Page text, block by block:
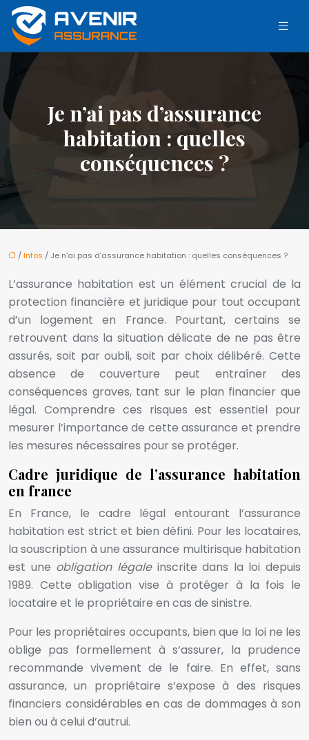
Je n’ai pas d’assurance
habitation : quelles
conséquences ?
/Infos / Je n’ai pas d’assurance habitation : quelles conséquences ?
L’assurance habitation est un élément crucial de la
protection financière et juridique pour tout occupant
d’un logement en France. Pourtant, certains se
retrouvent dans la situation délicate de ne pas être
assurés, soit par oubli, soit par choix délibéré. Cette
absence de couverture peut entraîner des
conséquences graves, tant sur le plan financier que
légal. Comprendre ces risques est essentiel pour
mesurer l’importance de cette assurance et prendre
les mesures nécessaires pour se protéger.
Cadre juridique de l’assurance habitation
en france
En France, le cadre légal entourant l’assurance
habitation est strict et bien défini. Pour les locataires,
la souscription à une assurance multirisque habitation
est une obligation légale inscrite dans la loi depuis
1989. Cette obligation vise à protéger à la fois le
locataire et le propriétaire en cas de sinistre.
Pour les propriétaires occupants, bien que la loi ne les
oblige pas formellement à s’assurer, la prudence
recommande vivement de le faire. En effet, sans
assurance, un propriétaire s’expose à des risques
financiers considérables en cas de dommages à son
bien ou à celui d’autrui.